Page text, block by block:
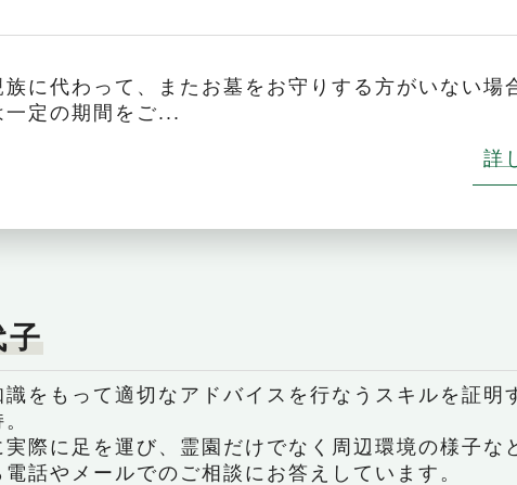
に代わって、またお墓をお守りする方がいない場
定の期間をご...
詳
子
をもって適切なアドバイスを行なうスキルを証明
際に足を運び、霊園だけでなく周辺環境の様子な
話やメールでのご相談にお答えしています。